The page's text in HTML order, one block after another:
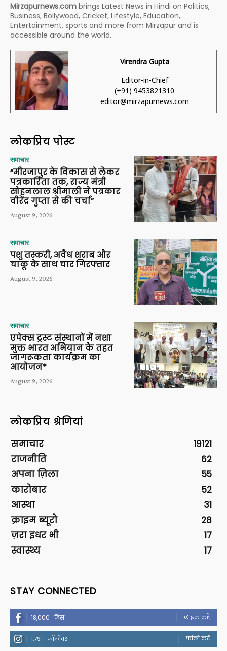
Mirzapurnews.com brings Latest News in Hindi on Politics,
Business, Bollywood, Cricket, Lifestyle, Education,
Entertainment, sports and more from Mirzapur and is
accessible around the world.
Virendra Gupta
Editor-in-Chief
(+91) 9453821310
editor@mirzapurnews.com
लोकप्रिय पोस्ट
समाचार
“मीरजापुर के विकास से लेकर
पत्रकारिता तक, राज्य मंत्री
सोहनलाल श्रीमाली ने पत्रकार
वीरेंद्र गुप्ता से की चर्चा”
August 9, 2026
समाचार
पशु तस्करी, अवैध शराब और
चाकू के साथ चार गिरफ्तार
August 9, 2026
समाचार
एपेक्स ट्रस्ट संस्थानों में नशा
मुक्त भारत अभियान के तहत
जागरूकता कार्यक्रम का
आयोजन*
August 9, 2026
लोकप्रिय श्रेणियां
समाचार
19121
राजनीति
62
अपना ज़िला
55
कारोबार
52
आस्था
31
क्राइम ब्यूरो
28
ज़रा इधर भी
17
स्वास्थ्य
17
STAY CONNECTED
18,000 फैंस लाइक करें
1,791 फॉलोवर फॉलो करें